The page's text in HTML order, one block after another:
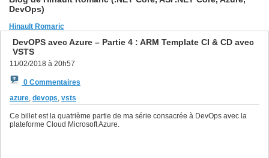
DevOps)
Hinault Romaric
DevOPS avec Azure – Partie 4 : ARM Template CI & CD avec
VSTS
11/02/2018 à 20h57
0 Commentaires
azure, devops, vsts
Ce billet est la quatrième partie de ma série consacrée à DevOps avec la
plateforme Cloud Microsoft Azure.